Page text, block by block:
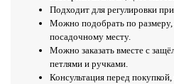
Подходит для регулировки
Можно подобрать по размеру,
посадочному месту.
Можно заказать вместе с
петлями и ручками.
Консультация перед